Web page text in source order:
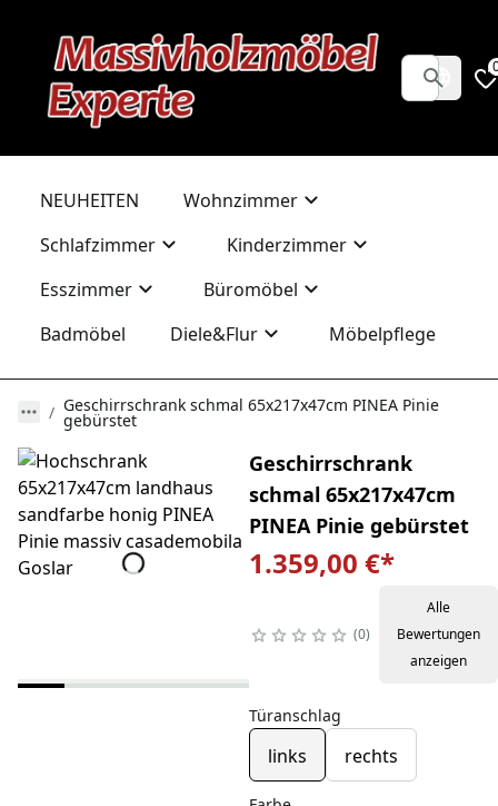
NEUHEITEN
Wohnzimmer
Schlafzimmer
Kinderzimmer
Esszimmer
Büromöbel
Badmöbel
Diele&Flur Möbelpflege
Geschirrschrank schmal 65x217x47cm PINEA Pinie
gebürstet
Geschirrschrank
schmal 65x217x47cm
PINEA Pinie gebürstet
1.359,00 €*
0
Alle
Bewertungen
anzeigen
Türanschlag
links rechts